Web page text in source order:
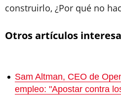
construirlo, ¿Por qué no
Otros artículos
Sam Altman, CEO de
empleo: "Apostar contra